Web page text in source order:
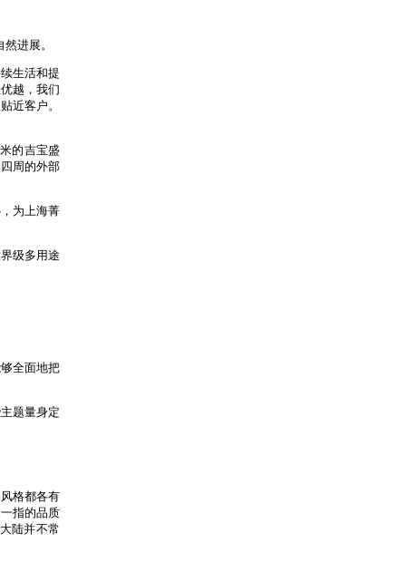
进展。
生活和提
越，我们
近客户。
的吉宝盛
周的外部
为上海菁
级多用途
全面地把
题量身定
格都各有
指的品质
陆并不常